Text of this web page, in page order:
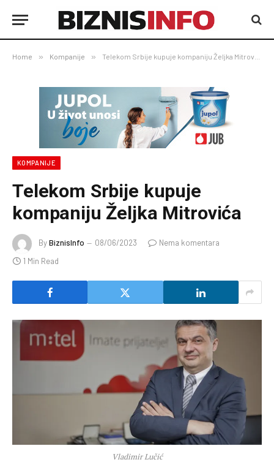
Home » Kompanije » Telekom Srbije kupuje kompaniju Željka Mitrovića
KOMPANIJE
Telekom Srbije kupuje
kompaniju Željka Mitrovića
ByBiznisInfo 08/06/2023
Nema komentara
1 Min Read
Vladimir Lučić